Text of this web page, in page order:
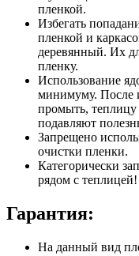
пленкой.
Избегать
пленкой и
деревянный. Их
пленку.
Использование
минимуму. После
промыть, теплицу
подавляют
Запрещено
очистки пленки.
Категорически
рядом с теплицей!
Гарантия:
На данный вид